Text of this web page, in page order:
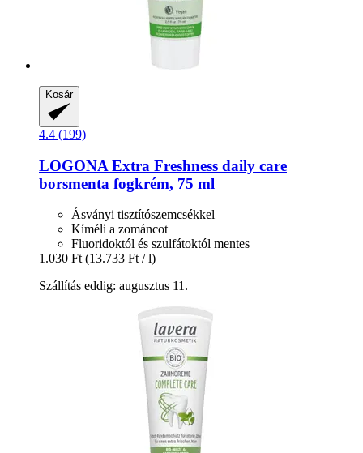
Kosár
4.4 (199)
LOGONA Extra Freshness daily care
borsmenta fogkrém, 75 ml
Ásványi tisztítószemcsékkel
Kíméli a zománcot
Fluoridoktól és szulfátoktól mentes
1.030 Ft (13.733 Ft / l)
Szállítás eddig: augusztus 11.